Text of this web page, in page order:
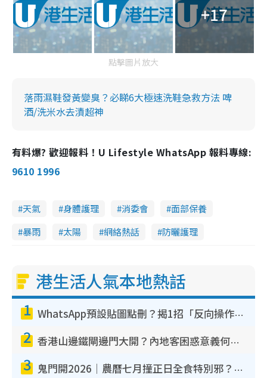
+17
點擊圖片放大
落雨濕鞋發黃變臭？必睇6大極速洗鞋急救方法 啤
酒/洗米水去漬超神
有料爆? 歡迎報料！U Lifestyle WhatsApp 報料專線:
9610 1996
天氣 身體護理 消委會
面部保養
暴雨
太陽 網絡熱話 防曬護理
港生活人氣本地熱話
1 WhatsApp預設貼圖點刪？揭1招「反向操作」還原簡潔介面 附3步實測教學
2 香港山邊鐵閘邊門大開？內地客困惑意義何在！網民神回覆：呢種叫法理性防禦
3 鬼門開2026｜農曆七月撞正日全食特別邪？專家警告切忌做一事！揭4大禁忌+2招保平安